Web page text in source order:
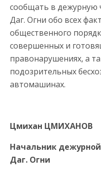
сообщать в дежурную
Даг. Огни обо всех
общественного
совершенных и
правонарушениях, а
подозрительных
автомашинах.
Цмихан ЦМИХАНОВ
Начальник
Даг. Огни